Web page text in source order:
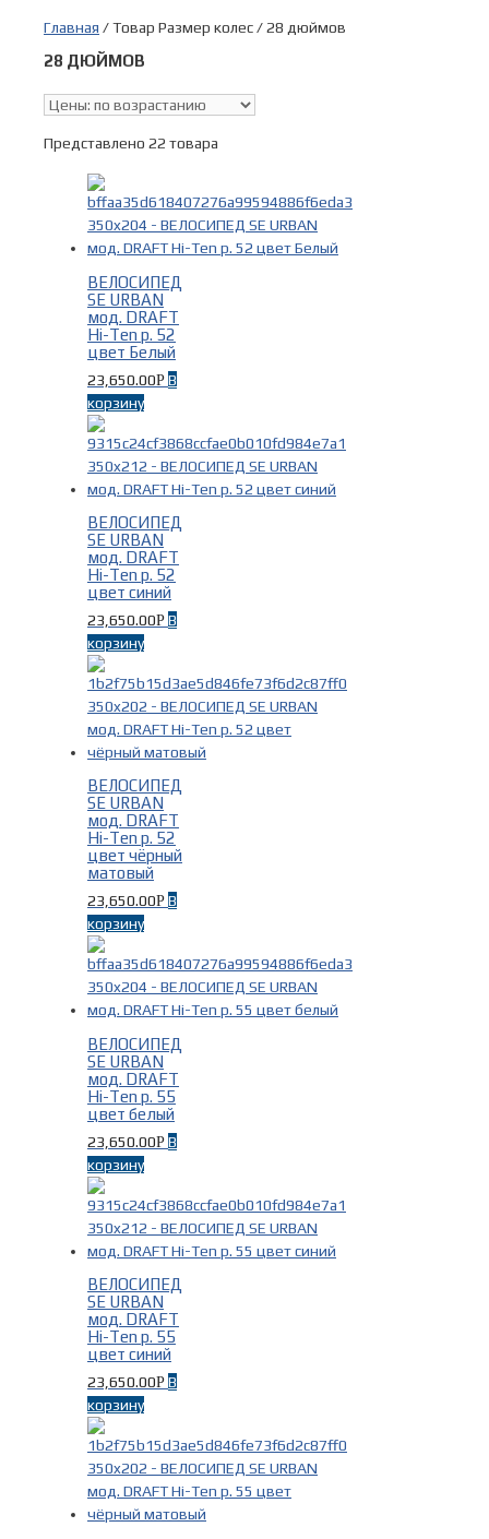
Главная / Товар Размер колес / 28 дюймов
28 ДЮЙМОВ
В наличии
Городские велосипеды
Дорожные велосипеды
Трековые велосипеды
Фикс
Фитнес велосипеды
(1)
Шоссейные велосипеды(1)
Fuji(1)
SE-BIKES
DRAFT(8)
LAGER
TRAVERSE
TRIPEL
Год выпуска
2015г.(22)
Размер рамы
17 дюймов
47см
Fuji M 55см рост 168-178см(1)
Fuji S 52см рост 160-170см(8)
Fuji XL 58см рост 180-188см
Fuji XS 49см рост 152-163см
Представлено 22 товара
ВЕЛОСИПЕД
SE URBAN
мод. DRAFT
Hi-Ten р. 52
цвет Белый
23,650.00Р В
корзину
ВЕЛОСИПЕД
SE URBAN
мод. DRAFT
Hi-Ten р. 52
цвет синий
23,650.00Р В
корзину
ВЕЛОСИПЕД
SE URBAN
мод. DRAFT
Hi-Ten р. 52
цвет чёрный
матовый
23,650.00Р В
корзину
ВЕЛОСИПЕД
SE URBAN
мод. DRAFT
Hi-Ten р. 55
цвет белый
23,650.00Р В
корзину
ВЕЛОСИПЕД
SE URBAN
мод. DRAFT
Hi-Ten р. 55
цвет синий
23,650.00Р В
корзину